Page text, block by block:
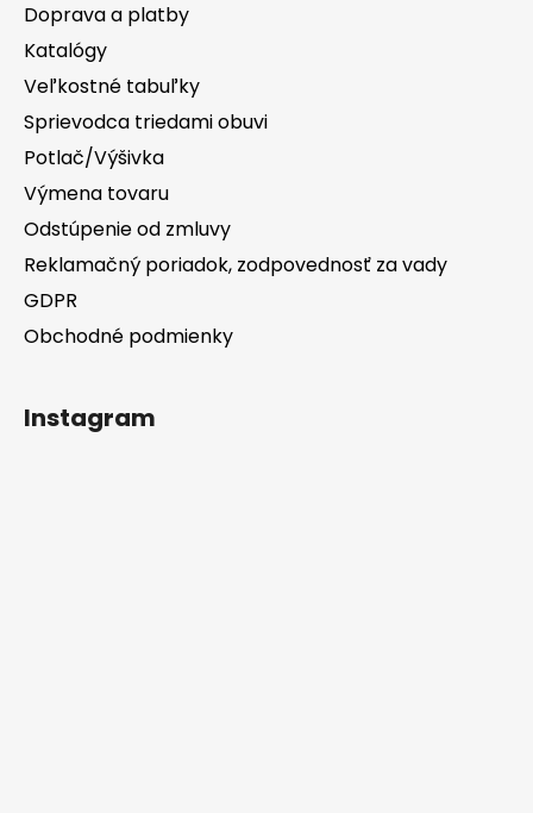
Doprava a platby
Katalógy
Veľkostné tabuľky
Sprievodca triedami obuvi
Potlač/Výšivka
Výmena tovaru
Odstúpenie od zmluvy
Reklamačný poriadok, zodpovednosť za vady
GDPR
Obchodné podmienky
Instagram